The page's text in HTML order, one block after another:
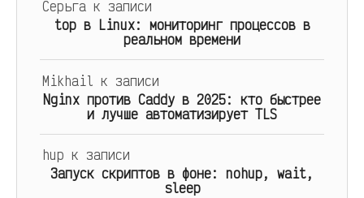
Серьгак записи
top в Linux: мониторинг процессов в
реальном времени
Mikhail к записи
Nginx против Caddy в 2025: кто быстрее
и лучше автоматизирует TLS
hup к записи
Запуск скриптов в фоне: nohup, wait,
sleep